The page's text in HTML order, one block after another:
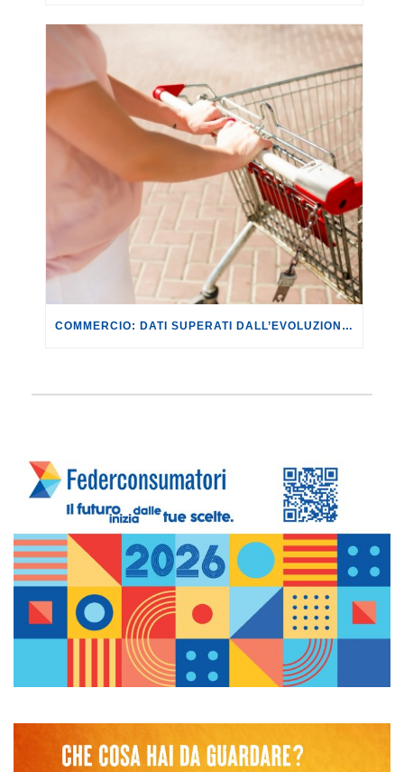
COMMERCIO: DATI SUPERATI DALL’EVOLUZIONE DEI FATTI. CON IL CONFLITTO IN MEDIO ORIENTE SI RISCHIANO RIPERCUSSIONI PER LE FAMIGLIE DI +649,64 EURO ANNUI.